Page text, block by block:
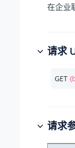
在企业
请求
GET
请求